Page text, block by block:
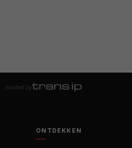
hosted by
ONTDEKKEN